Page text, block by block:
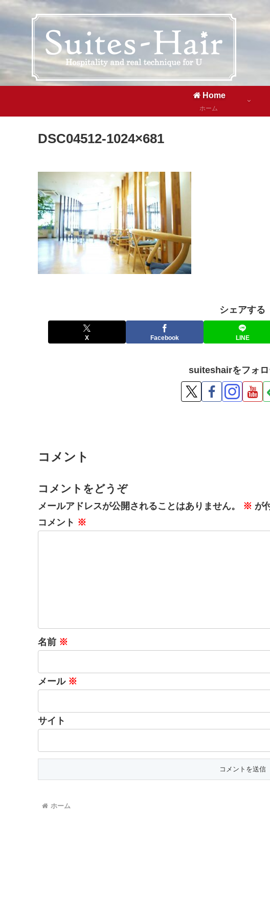
Home
ホーム
DSC04512-1024×681
シェアする
X Facebook LINE
suiteshairをフォロ
コメント
コメントをどうぞ
メールアドレスが公開されることはありません。 ※ が
コメント ※
名前 ※
メール ※
サイト
ホーム